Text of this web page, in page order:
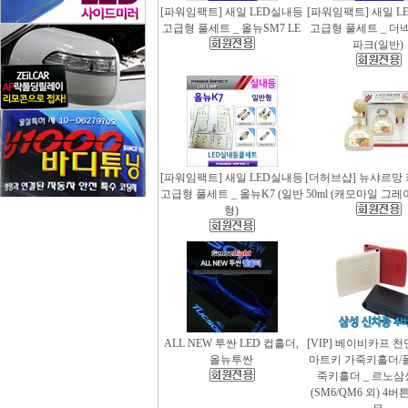
[파워임팩트] 새일 LED실내등
고급형 풀세트 _ 올뉴SM7 LE
[파워임팩트] 새일
고급형 풀세트 _ 더
파크(일반)
[파워임팩트] 새일 LED실내등
고급형 풀세트 _ 올뉴K7 (일반
형)
[더허브샵] 뉴샤르망
50ml (캐모마일 그레
ALL NEW 투싼 LED 컵홀더,
올뉴투싼
[VIP] 베이비카프 천
마트키 가죽키홀더/
죽키홀더 _ 르노삼
(SM6/QM6 외) 4버